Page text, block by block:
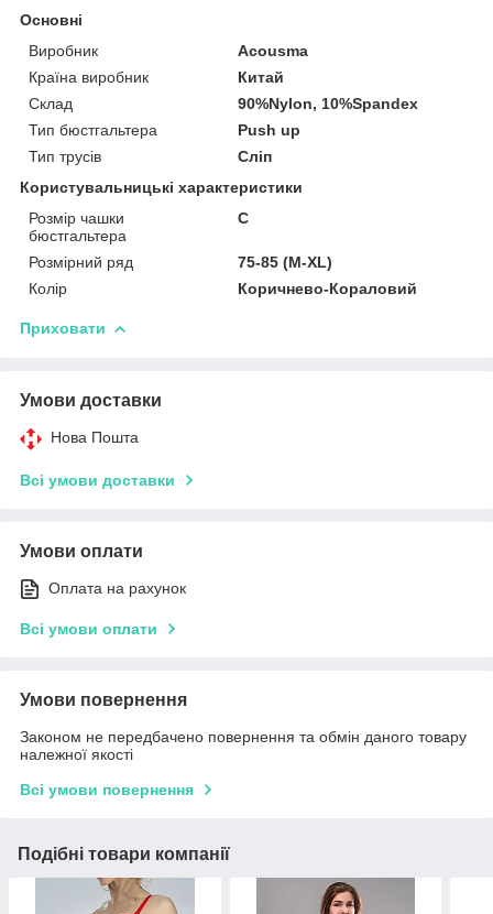
Основні
Виробник
Acousma
Країна виробник
Китай
Склад
90%Nylon, 10%Spandex
Тип бюстгальтера
Push up
Тип трусів
Сліп
Користувальницькі характеристики
Розмір чашки
бюстгальтера
C
Розмірний ряд
75-85 (M-XL)
Колір
Коричнево-Кораловий
Приховати
Умови доставки
Нова Пошта
Всі умови доставки
Умови оплати
Оплата на рахунок
Всі умови оплати
Умови повернення
Законом не передбачено повернення та обмін даного товару
належної якості
Всі умови повернення
Подібні товари компанії